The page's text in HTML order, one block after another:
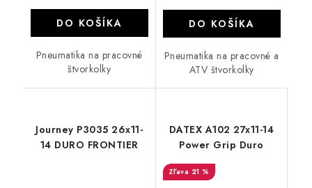
DO KOŠÍKA
Pneumatika na pracovné
štvorkolky
DO KOŠÍKA
Pneumatika na pracovné a
ATV štvorkolky
Journey P3035 26x11-
14 DURO FRONTIER
DATEX A102 27x11-14
Power Grip Duro
21 %